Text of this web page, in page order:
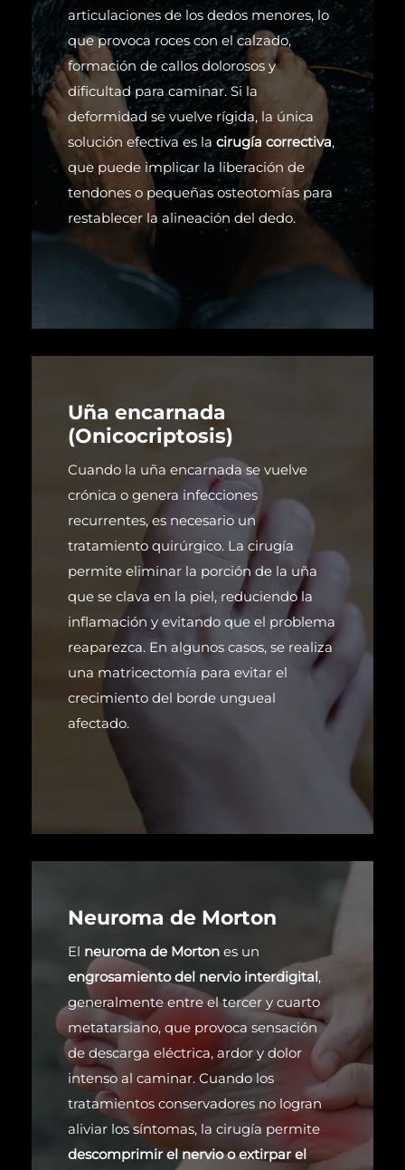
articulaciones de los dedos menores, lo
que provoca roces con el calzado,
formación de callos dolorosos y
dificultad para caminar. Si la
deformidad se vuelve rígida, la única
solución efectiva es la cirugía correctiva,
que puede implicar la liberación de
tendones o pequeñas osteotomías para
restablecer la alineación del dedo.
Uña encarnada
(Onicocriptosis)
Cuando la uña encarnada se vuelve
crónica o genera infecciones
recurrentes, es necesario un
tratamiento quirúrgico. La cirugía
permite eliminar la porción de la uña
que se clava en la piel, reduciendo la
inflamación y evitando que el problema
reaparezca. En algunos casos, se realiza
una matricectomía para evitar el
crecimiento del borde ungueal
afectado.
Neuroma de Morton
El neuroma de Morton es un
engrosamiento del nervio interdigital,
generalmente entre el tercer y cuarto
metatarsiano, que provoca sensación
de descarga eléctrica, ardor y dolor
intenso al caminar. Cuando los
tratamientos conservadores no logran
aliviar los síntomas, la cirugía permite
descomprimir el nervio o extirpar el